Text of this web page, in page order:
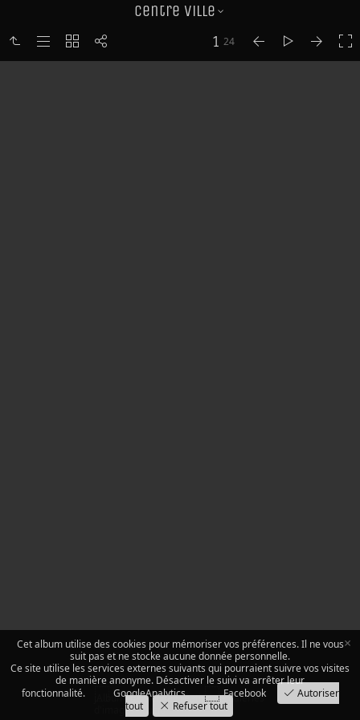
Centre ville
1 24
jAlbum logiciel de création de galeries
d'images·Lucid
×
Cet album utilise des cookies pour mémoriser vos préférences. Il ne vous
suit pas et ne stocke aucune donnée personnelle.
Ce site utilise les services externes suivants qui pourraient suivre vos visites
de manière anonyme. Désactiver le suivi va arrêter leur
fonctionnalité.
GoogleAnalytics Facebook
Autoriser
tout
Refuser tout